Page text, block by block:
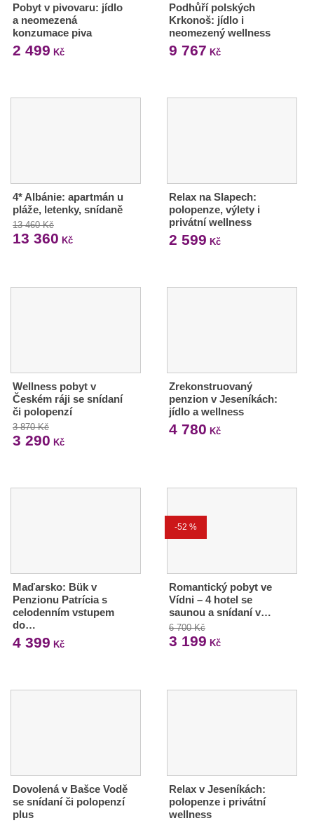
Pobyt v pivovaru: jídlo
a neomezená
konzumace piva
2 499 Kč
Podhůří polských
Krkonoš: jídlo i
neomezený wellness
9 767 Kč
4* Albánie: apartmán u
pláže, letenky, snídaně
13 460 Kč
13 360 Kč
Relax na Slapech:
polopenze, výlety i
privátní wellness
2 599 Kč
Wellness pobyt v
Českém ráji se snídaní
či polopenzí
3 870 Kč
3 290 Kč
Zrekonstruovaný
penzion v Jeseníkách:
jídlo a wellness
4 780 Kč
Maďarsko: Bük v
Penzionu Patrícia s
celodenním vstupem
do…
4 399 Kč
-52 %
Romantický pobyt ve
Vídni – 4 hotel se
saunou a snídaní v…
6 700 Kč
3 199 Kč
Dovolená v Bašce Vodě
se snídaní či polopenzí
plus
Relax v Jeseníkách:
polopenze i privátní
wellness